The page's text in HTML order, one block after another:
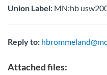
Union Label: MN:hb
Reply to:
Attached files: